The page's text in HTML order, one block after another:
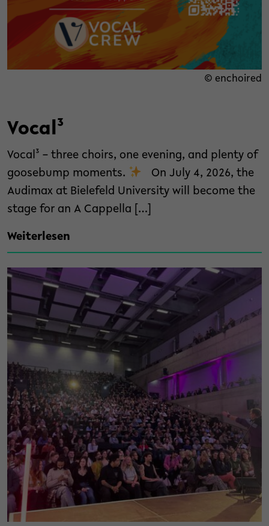
© enchoired
Vocal³
Vocal³ – three choirs, one evening, and plenty of
goosebump moments.
On July 4, 2026, the
Audimax at Bielefeld University will become the
stage for an A Cappella […]
Weiterlesen